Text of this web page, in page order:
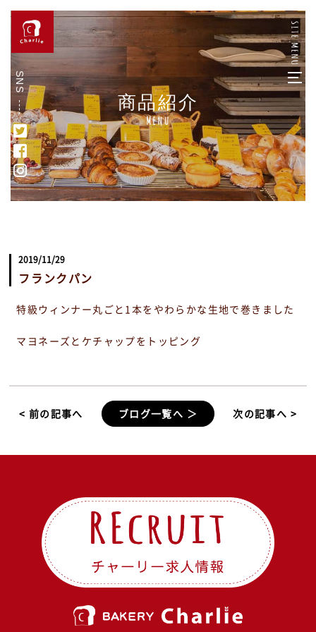
SNS
商品紹介
Menu
2019/11/29
フランクパン
特級ウィンナー丸ごと1本をやわらかな生地で巻きました
マヨネーズとケチャップをトッピング
< 前の記事へ ブログ一覧へ ＞ 次の記事へ >